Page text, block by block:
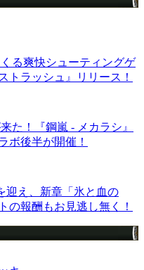
る爽快シューティングゲ
トラッシュ』リリース！
た！『鋼嵐 - メカラシ』
ボ後半が開催！
迎え、新章「氷と血の
の報酬もお見逃し無く！